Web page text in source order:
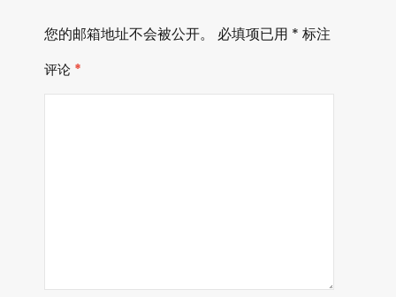
您的邮箱地址不会被公开。 必填项已用 * 标注
评论 *